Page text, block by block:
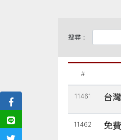
搜尋：
#
11461 台
11462 免